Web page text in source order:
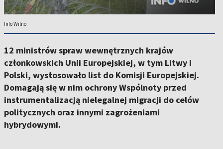
Info Wilno
12 ministrów spraw wewnętrznych krajów
członkowskich Unii Europejskiej, w tym Litwy i
Polski, wystosowało list do Komisji Europejskiej.
Domagają się w nim ochrony Wspólnoty przed
instrumentalizacją nielegalnej migracji do celów
politycznych oraz innymi zagrożeniami
hybrydowymi.